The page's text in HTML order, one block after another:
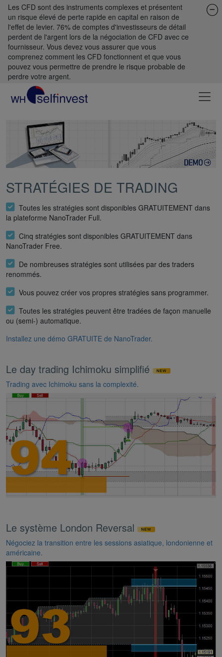
Les CFD sont des instruments complexes et présentent
un risque élevé de perte rapide en capital en raison de
l'effet de levier. 76% de comptes d'investisseurs de détail
perdent de l'argent lors de la négociation de CFD avec ce
fournisseur. Vous devez vous assurer que vous
comprenez comment les CFD fonctionnent et que vous
pouvez vous permettre de prendre le risque probable de
perdre votre argent.
STRATÉGIES DE TRADING
Toutes les stratégies sont disponibles GRATUITEMENT dans
la plateforme NanoTrader Full.
Cinq stratégies sont disponibles GRATUITEMENT dans
NanoTrader Free.
De nombreuses stratégies sont utilisées par des traders
renommés.
Vous pouvez créer vos propres stratégies sans programmer.
Toutes les stratégies peuvent être tradées de façon manuelle
ou (semi-) automatique.
Installez une démo GRATUITE de NanoTrader.
Le day trading Ichimoku simplifié
Trading avec Ichimoku sans la complexité.
Le système London Reversal
Négociez la transition entre les sessions asiatique, londonienne et
américaine.